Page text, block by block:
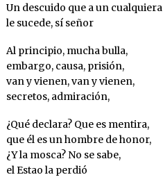
Un descuido que a un cualquiera
le sucede, sí señor
Al principio, mucha bulla,
embargo, causa, prisión,
van y vienen, van y vienen,
secretos, admiración,
¿Qué declara? Que es mentira,
que él es un hombre de honor,
¿Y la mosca? No se sabe,
el Estao la perdió